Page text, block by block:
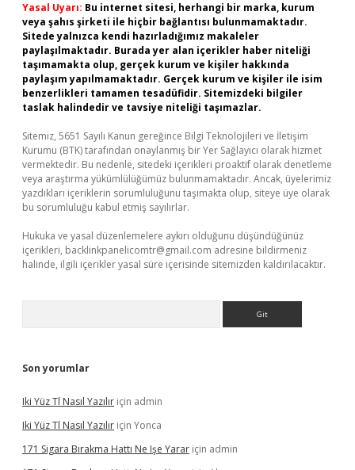
Yasal Uyarı: Bu internet sitesi, herhangi bir marka, kurum
veya şahıs şirketi ile hiçbir bağlantısı bulunmamaktadır.
Sitede yalnızca kendi hazırladığımız makaleler
paylaşılmaktadır. Burada yer alan içerikler haber niteliği
taşımamakta olup, gerçek kurum ve kişiler hakkında
paylaşım yapılmamaktadır. Gerçek kurum ve kişiler ile isim
benzerlikleri tamamen tesadüfidir. Sitemizdeki bilgiler
taslak halindedir ve tavsiye niteliği taşımazlar.
Sitemiz, 5651 Sayılı Kanun gereğince Bilgi Teknolojileri ve İletişim
Kurumu (BTK) tarafından onaylanmış bir Yer Sağlayıcı olarak hizmet
vermektedir. Bu nedenle, sitedeki içerikleri proaktif olarak denetleme
veya araştırma yükümlülüğümüz bulunmamaktadır. Ancak, üyelerimiz
yazdıkları içeriklerin sorumluluğunu taşımakta olup, siteye üye olarak
bu sorumluluğu kabul etmiş sayılırlar.
Hukuka ve yasal düzenlemelere aykırı olduğunu düşündüğünüz
içerikleri, backlinkpanelicomtr@gmail.com adresine bildirmeniz
halinde, ilgili içerikler yasal süre içerisinde sitemizden kaldırılacaktır.
Son yorumlar
Iki Yüz Tl Nasıl Yazılır için admin
Iki Yüz Tl Nasıl Yazılır için Yonca
171 Sigara Bırakma Hattı Ne Işe Yarar için admin